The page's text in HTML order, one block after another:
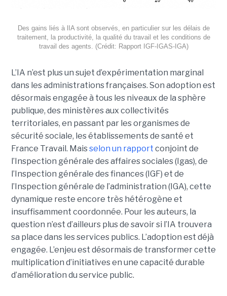
Des gains liés à lIA sont observés, en particulier sur les délais de
traitement, la productivité, la qualité du travail et les conditions de
travail des agents. (Crédit: Rapport IGF-IGAS-IGA)
L’IA n’est plus un sujet d’expérimentation marginal
dans les administrations françaises. Son adoption est
désormais engagée à tous les niveaux de la sphère
publique, des ministères aux collectivités
territoriales, en passant par les organismes de
sécurité sociale, les établissements de santé et
France Travail. Maisselon un rapport conjoint de
l’Inspection générale des affaires sociales (Igas), de
l’Inspection générale des finances (IGF) et de
l’Inspection générale de l’administration (IGA), cette
dynamique reste encore très hétérogène et
insuffisamment coordonnée. Pour les auteurs, la
question n’est d’ailleurs plus de savoir si l’IA trouvera
sa place dans les services publics. L’adoption est déjà
engagée. L’enjeu est désormais de transformer cette
multiplication d’initiatives en une capacité durable
d’amélioration du service public.